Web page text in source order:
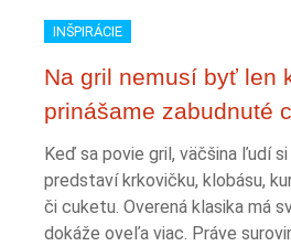
INŠPIRÁCIE
Na gril nemusí byť len
prinášame zabudnuté
Keď sa povie gril, väčšina ľudí
predstaví krkovičku, klobásu,
či cuketu. Overená klasika má
dokáže oveľa viac. Práve